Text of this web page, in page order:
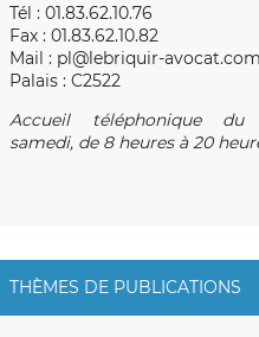
Tél : 01.83.62.10.76
Fax : 01.83.62.10.82
Mail : pl@lebriquir-avocat.com
Palais : C2522
Accueil téléphonique
samedi, de 8 heures à 20
THÈMES DE PUBLICATIONS